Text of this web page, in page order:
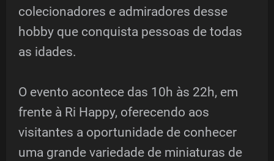
colecionadores e admiradores desse
hobby que conquista pessoas de todas
as idades.
O evento acontece das 10h às 22h, em
frente à Ri Happy, oferecendo aos
visitantes a oportunidade de conhecer
uma grande variedade de miniaturas de